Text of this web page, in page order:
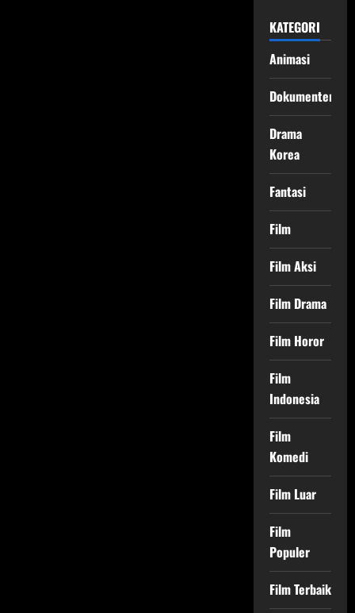
KATEGORI
Animasi
Dokumenter
Drama
Korea
Fantasi
Film
Film Aksi
Film Drama
Film Horor
Film
Indonesia
Film
Komedi
Film Luar
Film
Populer
Film Terbaik